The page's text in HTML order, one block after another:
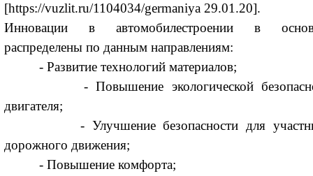
[https://vuzlit.ru/1104034/germaniya 29.01.20].
Инновации в автомобилестроении в
распределены по данным направлениям:
- Развитие технологий материалов;
- Повышение экологической
двигателя;
- Улучшение безопасности для
дорожного движения;
- Повышение комфорта;